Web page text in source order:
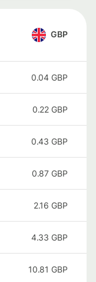
GBP
0.04 GBP
0.22 GBP
0.43 GBP
0.87 GBP
2.16 GBP
4.33 GBP
10.81 GBP